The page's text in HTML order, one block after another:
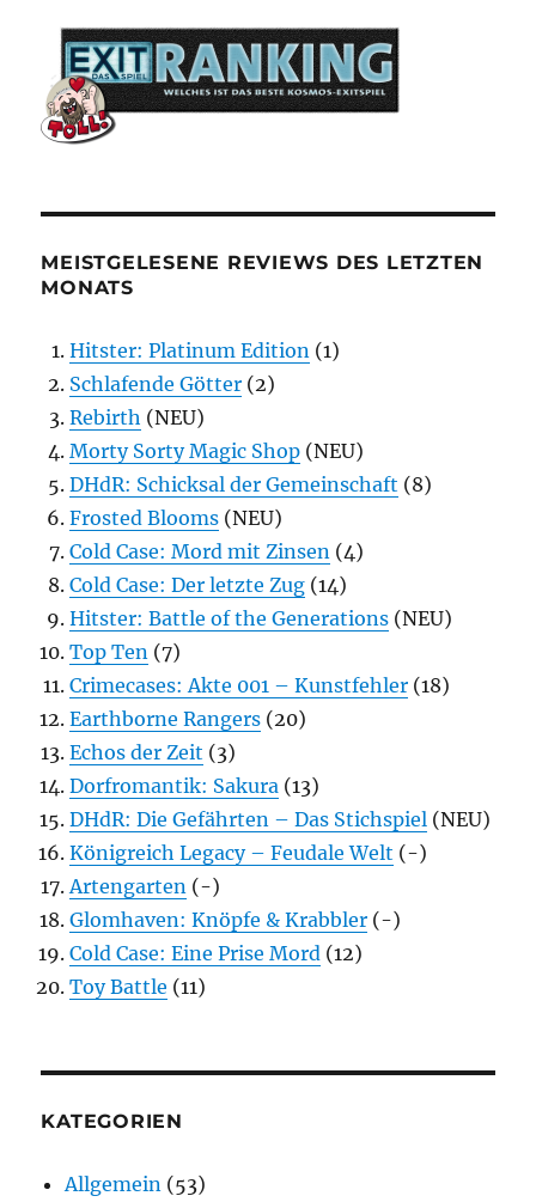
MEISTGELESENE REVIEWS DES LETZTEN
MONATS
Hitster: Platinum Edition (1)
Schlafende Götter (2)
Rebirth (NEU)
Morty Sorty Magic Shop (NEU)
DHdR: Schicksal der Gemeinschaft (8)
Frosted Blooms (NEU)
Cold Case: Mord mit Zinsen (4)
Cold Case: Der letzte Zug (14)
Hitster: Battle of the Generations (NEU)
Top Ten (7)
Crimecases: Akte 001 – Kunstfehler (18)
Earthborne Rangers (20)
Echos der Zeit (3)
Dorfromantik: Sakura (13)
DHdR: Die Gefährten – Das Stichspiel (NEU)
Königreich Legacy – Feudale Welt (-)
Artengarten (-)
Glomhaven: Knöpfe & Krabbler (-)
Cold Case: Eine Prise Mord (12)
Toy Battle (11)
KATEGORIEN
Allgemein (53)